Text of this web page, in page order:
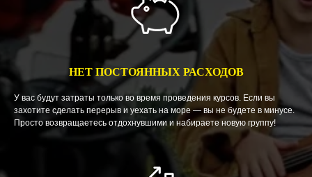
НЕТ ПОСТОЯННЫХ РАСХОДОВ
У вас будут затраты только во время проведения курсов. Если вы
захотите сделать перерыв и уехать на море — вы не будете в минусе.
Просто возвращаетесь отдохнувшими и набираете новую группу!